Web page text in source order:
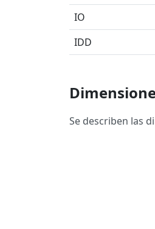
IO
IDD
Se describen las